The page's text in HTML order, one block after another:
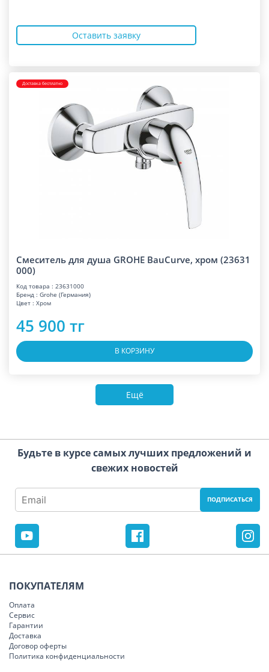
Оставить заявку
Доставка бесплатно
Смеситель для душа GROHE BauCurve, хром (23631
000)
Код товара : 23631000
Бренд : Grohe (Германия)
Цвет : Хром
45 900 тг
В КОРЗИНУ
Ещё
Будьте в курсе самых лучших предложений и
свежих новостей
ПОКУПАТЕЛЯМ
Оплата
Сервис
Гарантии
Доставка
Договор оферты
Политика конфиденциальности